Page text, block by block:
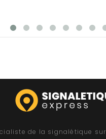
de la signalétique